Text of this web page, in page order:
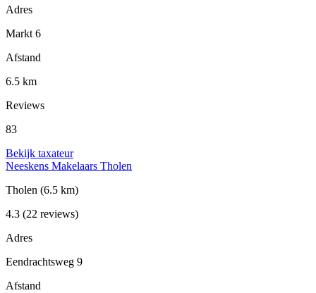
Adres
Markt 6
Afstand
6.5 km
Reviews
83
Bekijk taxateur
Neeskens Makelaars Tholen
Tholen (6.5 km)
4.3 (22 reviews)
Adres
Eendrachtsweg 9
Afstand